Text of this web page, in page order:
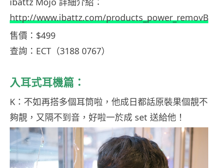
http://www.ibattz.com/
售價：$499
查詢：ECT（3188 0767）
入耳式耳機篇：
K：不如再搭多個耳筒啦，他成日都話原裝果個靚不
夠靚， 又隔不到音，好啦一於成 set 送給他！